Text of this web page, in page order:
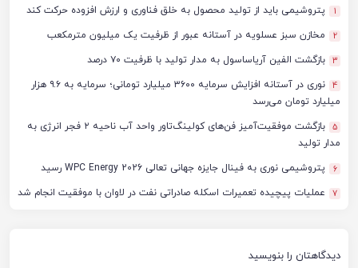
1 پتروشیمی باید از تولید محصول به خلق فناوری و ارزش افزوده حرکت کند
2 مخازن سبز عسلویه در آستانه عبور از ظرفیت یک میلیون مترمکعب
3 بازگشت الفین آریاساسول به مدار تولید با ظرفیت ۷۰ درصد
4
نوری در آستانه افزایش سرمایه ۳۶۰۰ میلیارد تومانی؛ سرمایه به ۹.۶ هزار
میلیارد تومان می‌رسد
5
بازگشت موفقیت‌آمیز فن‌های کولینگ‌تاور واحد آب ناحیه ۲ فجر انرژی به
مدار تولید
6 پتروشیمی نوری به فینال جایزه جهانی تعالی WPC Energy 2026 رسید
7 عملیات پیچیده تعمیرات اسکله صادراتی نفت در لاوان با موفقیت انجام شد
دیدگاهتان را بنویسید